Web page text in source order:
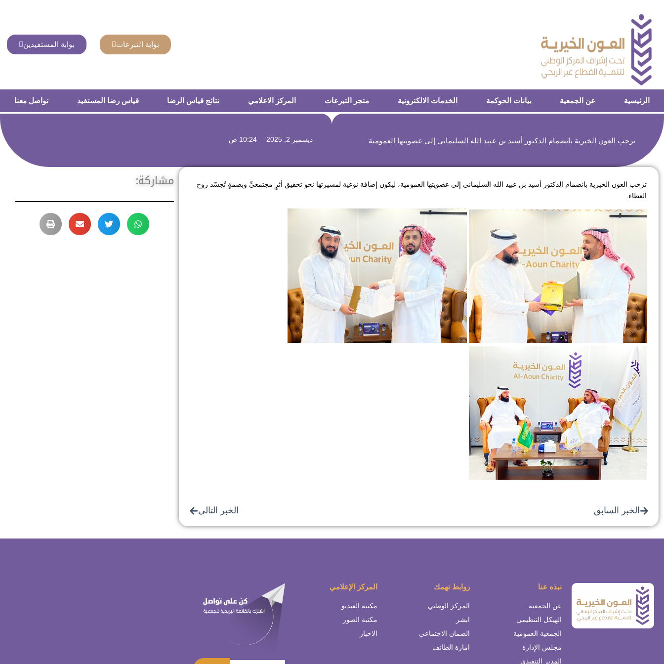
بوابة التبرعات بوابة المستفيدين
الرئيسية عن الجمعية بيانات الحوكمة الخدمات الالكترونية متجر التبرعات المركز الاعلامي نتائج قياس الرضا قياس رضا المستفيد تواصل معنا
ترحب العون الخيرية بانضمام الدكتور أسيد بن عبيد الله السليماني إلى عضويتها العمومية ديسمبر 2, 2025 10:24 ص
ترحب العون الخيرية بانضمام الدكتور أسيد بن عبيد الله السليماني إلى عضويتها العمومية، ليكون إضافة نوعية لمسيرتها نحو تحقيق أثرٍ مجتمعيٍّ وبصمةٍ تُجسّد روح
العطاء.
الخبر السابق الخبر التالي
مشاركة:
نبذه عنا
عن الجمعية
الهيكل التنظيمي
الجمعية العمومية
مجلس الإدارة
المدير التنفيذي
روابط تهمك
المركز الوطني
ابشر
الضمان الاجتماعي
امارة الطائف
المركز الإعلامي
مكتبة الفيديو
مكتبة الصور
الاخبار